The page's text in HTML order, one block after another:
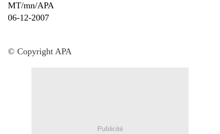
MT/mn/APA
06-12-2007
© Copyright APA
Publicité